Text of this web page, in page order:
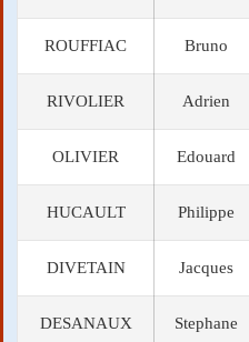
ROUFFIAC Bruno
RIVOLIER Adrien
OLIVIER Edouard
HUCAULT Philippe
DIVETAIN Jacques
DESANAUX Stephane